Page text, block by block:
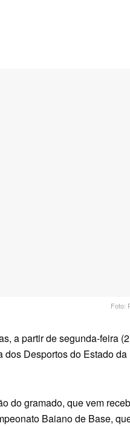
Foto:
a partir de segunda-feira
Desportos do Estado
do gramado, que vem
Baiano de Base,